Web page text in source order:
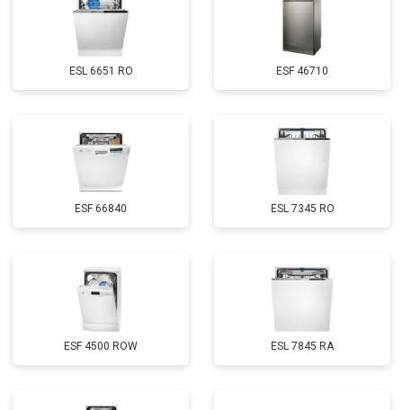
Замена нижнего уплотнителя
от 1000 ₽ Заказать
Замена заливного шланга с
системой Аквастоп
Диагностика бесплатно Заказать
ESL 6651 RO ESF 46710
ESF 66840 ESL 7345 RO
ESF 4500 ROW ESL 7845 RA